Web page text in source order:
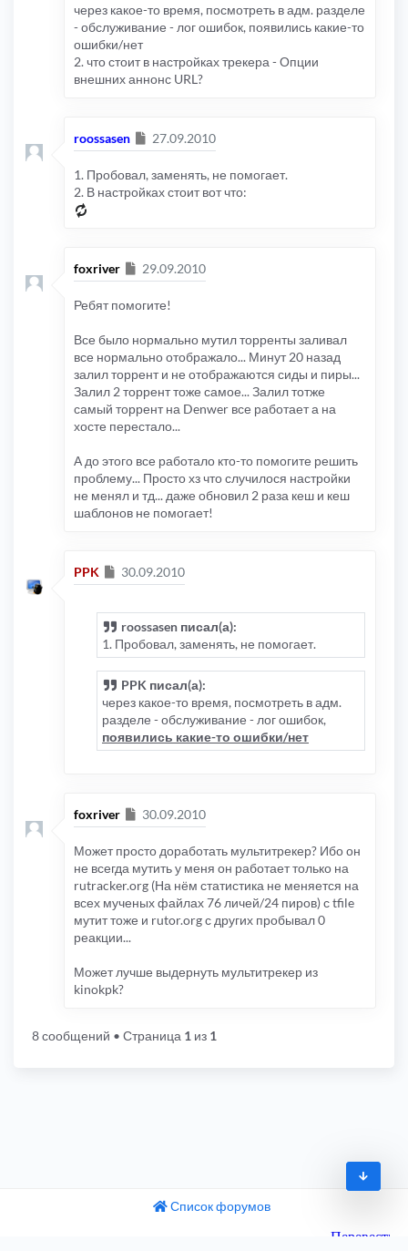
через какое-то время, посмотреть в адм. разделе
- обслуживание - лог ошибок, появились какие-то
ошибки/нет
2. что стоит в настройках трекера - Опции
внешних аннонс URL?
roossasen Сообщение
27.09.2010
1. Пробовал, заменять, не помогает.
2. В настройках стоит вот что:
foxriver Сообщение
29.09.2010
Ребят помогите!
Все было нормально мутил торренты заливал
все нормально отображало... Минут 20 назад
залил торрент и не отображаются сиды и пиры...
Залил 2 торрент тоже самое... Залил тотже
самый торрент на Denwer все работает а на
хосте перестало...
А до этого все работало кто-то помогите решить
проблему... Просто хз что случилося настройки
не менял и тд... даже обновил 2 раза кеш и кеш
шаблонов не помогает!
PPK Сообщение
30.09.2010
roossasen писал(а):
1. Пробовал, заменять, не помогает.
PPK писал(а):
через какое-то время, посмотреть в адм.
разделе - обслуживание - лог ошибок,
появились какие-то ошибки/нет
foxriver Сообщение
30.09.2010
Может просто доработать мультитрекер? Ибо он
не всегда мутить у меня он работает только на
rutracker.org (На нём статистика не меняется на
всех мученых файлах 76 личей/24 пиров) с tfile
мутит тоже и rutor.org с других пробывал 0
реакции...
Может лучше выдернуть мультитрекер из
kinokpk?
8 сообщений • Страница 1 из 1
Список форумов